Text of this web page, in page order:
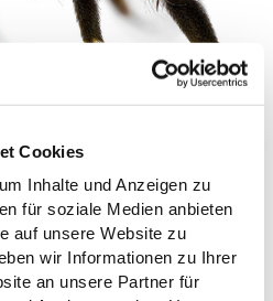
Cookies
Inhalte und Anzeigen zu
für soziale Medien anbieten
auf unsere Website zu
wir Informationen zu Ihrer
an unsere Partner für